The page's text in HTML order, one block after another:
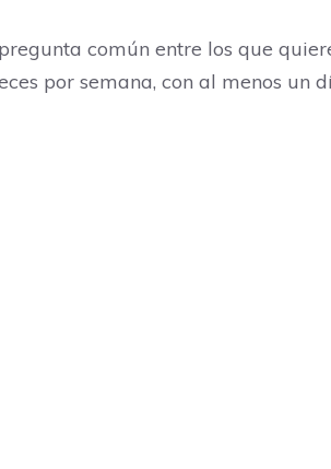
común entre los que
por semana, con al menos un